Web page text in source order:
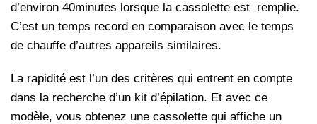
d’environ 40minutes lorsque la cassolette est remplie.
C’est un temps record en comparaison avec le temps
de chauffe d’autres appareils similaires.
La rapidité est l’un des critères qui entrent en compte
dans la recherche d’un kit d’épilation. Et avec ce
modèle, vous obtenez une cassolette qui affiche un